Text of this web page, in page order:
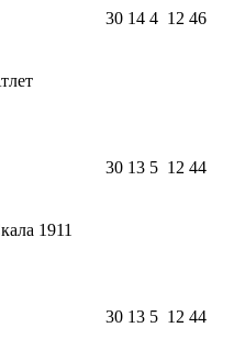
30 14 4 12 46
1911
30 13 5 12 44
30 13 5 12 44